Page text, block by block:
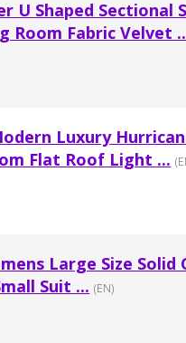
U Shaped Sectional
Room Fabric Velvet
Luxury
Flat Roof Light ...
Large Size
Suit ... (EN)